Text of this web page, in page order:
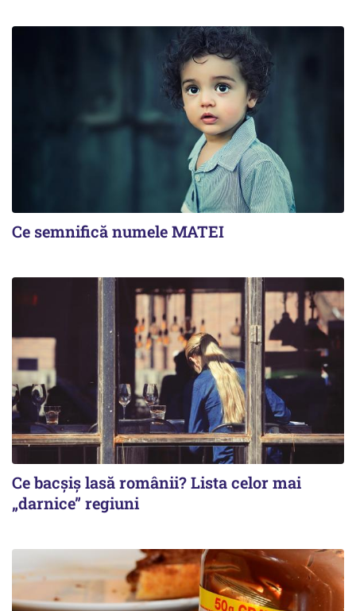
Ce semnifică numele MATEI
Ce bacșiș lasă românii? Lista celor mai
„darnice” regiuni